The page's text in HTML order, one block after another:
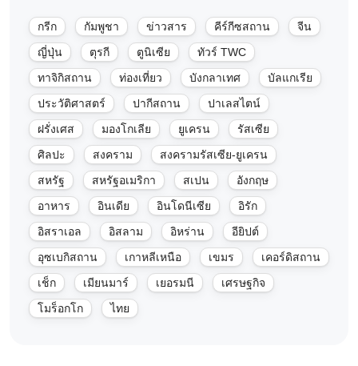
กรีก กัมพูชา ข่าวสาร คีร์กีซสถาน
จีน
ญี่ปุ่น
ตุรกี ตูนิเซีย
ทัวร์ TWC
ทาจิกิสถาน
ท่องเที่ยว บังกลาเทศ
บัลแกเรีย
ประวัติศาสตร์
ปากีสถาน
ปาเลสไตน์
ฝรั่งเศส
มองโกเลีย ยูเครน
รัสเซีย
ศิลปะ
สงคราม
สงครามรัสเซีย-ยูเครน
สหรัฐ
สหรัฐอเมริกา สเปน
อังกฤษ
อาหาร
อินเดีย อินโดนีเซีย
อิรัก
อิสราเอล
อิสลาม อิหร่าน
อียิปต์
อุซเบกิสถาน
เกาหลีเหนือ เขมร
เคอร์ดิสถาน
เช็ก
เมียนมาร์ เยอรมนี
เศรษฐกิจ
โมร็อกโก
ไทย